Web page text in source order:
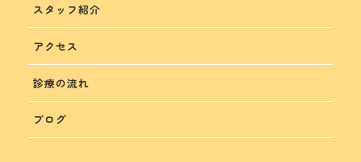
スタッフ紹介
アクセス
診療の流れ
ブログ